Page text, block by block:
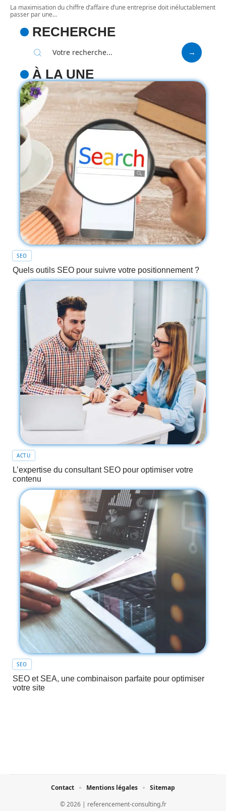
La maximisation du chiffre d’affaire d’une entreprise doit inéluctablement
passer par une…
RECHERCHE
À LA UNE
SEO
Quels outils SEO pour suivre votre positionnement ?
ACTU
L’expertise du consultant SEO pour optimiser votre
contenu
SEO
SEO et SEA, une combinaison parfaite pour optimiser
votre site
© 2026 | referencement-consulting.fr
Contact Mentions légales Sitemap